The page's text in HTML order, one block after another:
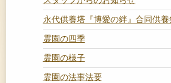
永代供養塔『博愛の絆』合同供養
霊園の四季
霊園の様子
霊園の法事法要